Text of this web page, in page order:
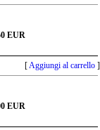
EUR
[Aggiungi al carrello]
EUR